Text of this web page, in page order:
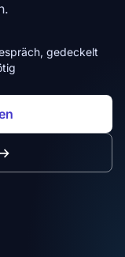
gedeckelt
→